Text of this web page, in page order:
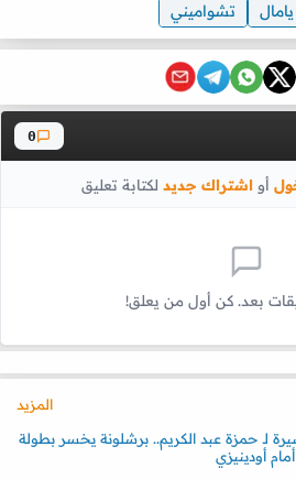
تشواميني
0
أواشتراك جديد لكتابة تعليق
بعد. كن أول من يعلق!
المزيد
لـ حمزة عبد الكريم.. برشلونة يخسر بطولة
أودينيزي